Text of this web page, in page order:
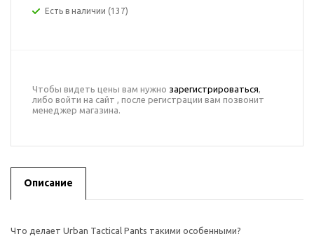
Есть в наличии (137)
Чтобы видеть цены вам нужно зарегистрироваться,
либо войти на сайт , после регистрации вам позвонит
менеджер магазина.
Описание
Что делает Urban Tactical Pants такими особенными?